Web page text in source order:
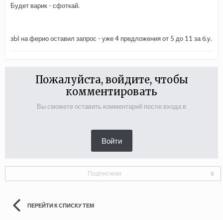
Будет варик - сфоткай.
зЫ на ферио оставил запрос - уже 4 предложения от 5 до 11 за б.у.
Пожалуйста, войдите, чтобы
комментировать
Вы сможете оставить комментарий после входа в
Войти
Подписчики 0
ПЕРЕЙТИ К СПИСКУ ТЕМ